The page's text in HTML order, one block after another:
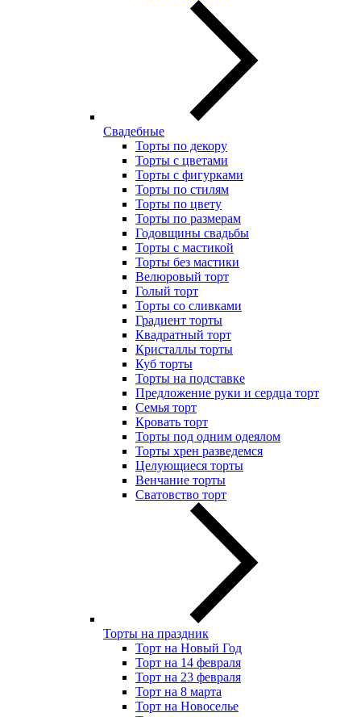
Свадебные
Торты по декору
Торты с цветами
Торты с фигурками
Торты по стилям
Торты по цвету
Торты по размерам
Годовщины свадьбы
Торты с мастикой
Торты без мастики
Велюровый торт
Голый торт
Торты со сливками
Градиент торты
Квадратный торт
Кристаллы торты
Куб торты
Торты на подставке
Предложение руки и сердца торт
Семья торт
Кровать торт
Торты под одним одеялом
Торты хрен разведемся
Целующиеся торты
Венчание торты
Сватовство торт
Торты на праздник
Торт на Новый Год
Торт на 14 февраля
Торт на 23 февраля
Торт на 8 марта
Торт на Новоселье